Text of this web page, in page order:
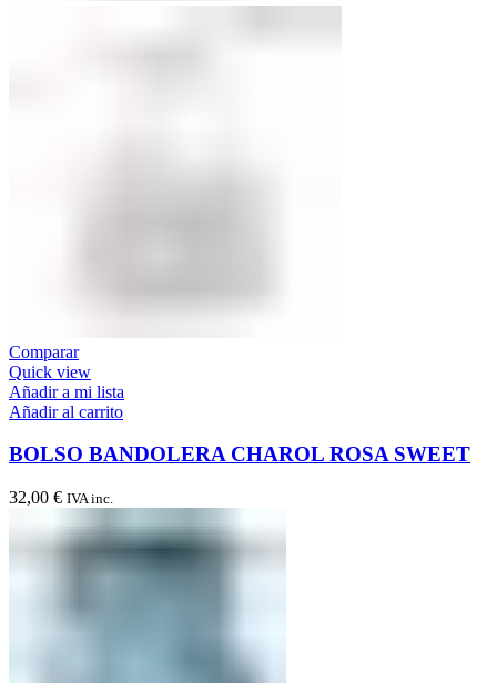
Comparar
Quick view
Añadir a mi lista
Añadir al carrito
BOLSO BANDOLERA CHAROL ROSA SWEET
32,00 € IVA inc.